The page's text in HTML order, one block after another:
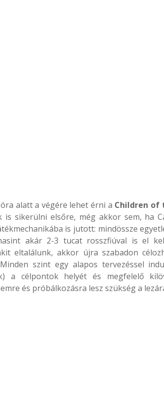
alatt a végére lehet érni a Children of
is sikerülni elsőre, még akkor sem, ha
is jutott: mindössze
akár 2-3 tucat rosszfiúval is el
eltalálunk, akkor újra szabadon
szint egy alapos tervezéssel
a célpontok helyét és megfelelő
és próbálkozásra lesz szükség a